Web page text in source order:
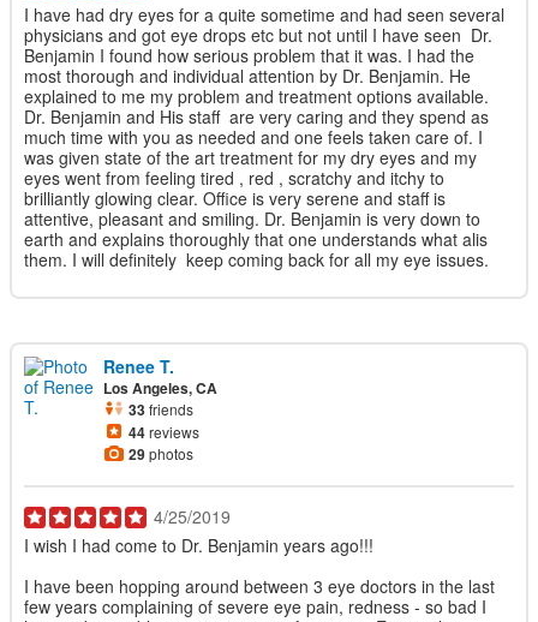
I have had dry eyes for a quite sometime and had seen several
physicians and got eye drops etc but not until I have seen Dr.
Benjamin I found how serious problem that it was. I had the
most thorough and individual attention by Dr. Benjamin. He
explained to me my problem and treatment options available.
Dr. Benjamin and His staff are very caring and they spend as
much time with you as needed and one feels taken care of. I
was given state of the art treatment for my dry eyes and my
eyes went from feeling tired , red , scratchy and itchy to
brilliantly glowing clear. Office is very serene and staff is
attentive, pleasant and smiling. Dr. Benjamin is very down to
earth and explains thoroughly that one understands what alis
them. I will definitely keep coming back for all my eye issues.
Renee T.
Los Angeles, CA
33friends
44reviews
29photos
4/25/2019
I wish I had come to Dr. Benjamin years ago!!!
I have been hopping around between 3 eye doctors in the last
few years complaining of severe eye pain, redness - so bad I